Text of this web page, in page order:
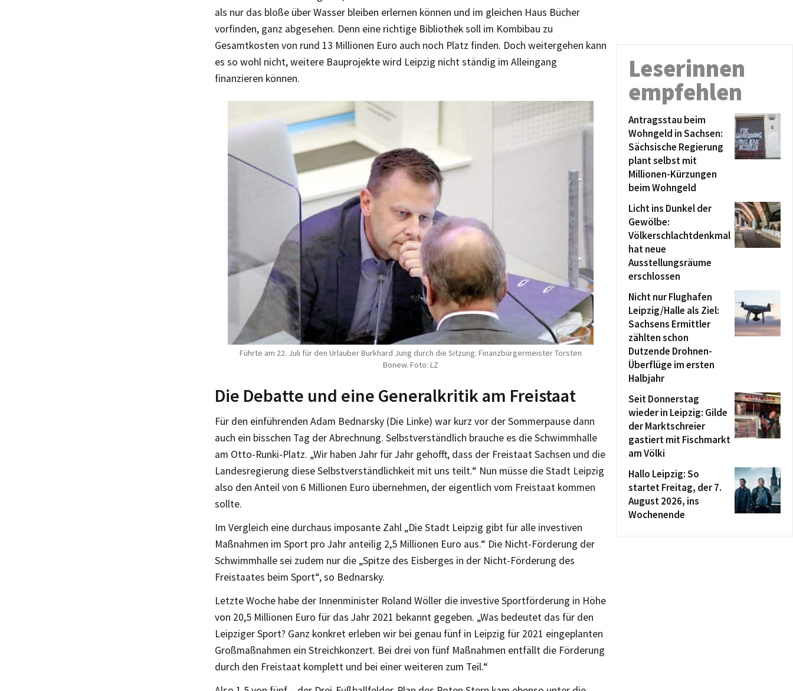
als nur das bloße über Wasser bleiben erlernen können und im gleichen Haus Bücher
vorfinden, ganz abgesehen. Denn eine richtige Bibliothek soll im Kombibau zu
Gesamtkosten von rund 13 Millionen Euro auch noch Platz finden. Doch weitergehen kann
es so wohl nicht, weitere Bauprojekte wird Leipzig nicht ständig im Alleingang
finanzieren können.
Führte am 22. Juli für den Urlauber Burkhard Jung durch die Sitzung: Finanzbürgermeister Torsten
Bonew. Foto: LZ
Die Debatte und eine Generalkritik am Freistaat
Für den einführenden Adam Bednarsky (Die Linke) war kurz vor der Sommerpause dann
auch ein bisschen Tag der Abrechnung. Selbstverständlich brauche es die Schwimmhalle
am Otto-Runki-Platz. „Wir haben Jahr für Jahr gehofft, dass der Freistaat Sachsen und die
Landesregierung diese Selbstverständlichkeit mit uns teilt.“ Nun müsse die Stadt Leipzig
also den Anteil von 6 Millionen Euro übernehmen, der eigentlich vom Freistaat kommen
sollte.
Im Vergleich eine durchaus imposante Zahl „Die Stadt Leipzig gibt für alle investiven
Maßnahmen im Sport pro Jahr anteilig 2,5 Millionen Euro aus.“ Die Nicht-Förderung der
Schwimmhalle sei zudem nur die „Spitze des Eisberges in der Nicht-Förderung des
Freistaates beim Sport“, so Bednarsky.
Letzte Woche habe der Innenminister Roland Wöller die investive Sportförderung in Höhe
von 20,5 Millionen Euro für das Jahr 2021 bekannt gegeben. „Was bedeutet das für den
Leipziger Sport? Ganz konkret erleben wir bei genau fünf in Leipzig für 2021 eingeplanten
Großmaßnahmen ein Streichkonzert. Bei drei von fünf Maßnahmen entfällt die Förderung
durch den Freistaat komplett und bei einer weiteren zum Teil.“
Leserinnen
empfehlen
Antragsstau beim
Wohngeld in Sachsen:
Sächsische Regierung
plant selbst mit
Millionen-Kürzungen
beim Wohngeld
Licht ins Dunkel der
Gewölbe:
Völkerschlachtdenkmal
hat neue
Ausstellungsräume
erschlossen
Nicht nur Flughafen
Leipzig/Halle als Ziel:
Sachsens Ermittler
zählten schon
Dutzende Drohnen-
Überflüge im ersten
Halbjahr
Seit Donnerstag
wieder in Leipzig: Gilde
der Marktschreier
gastiert mit Fischmarkt
am Völki
Hallo Leipzig: So
startet Freitag, der 7.
August 2026, ins
Wochenende